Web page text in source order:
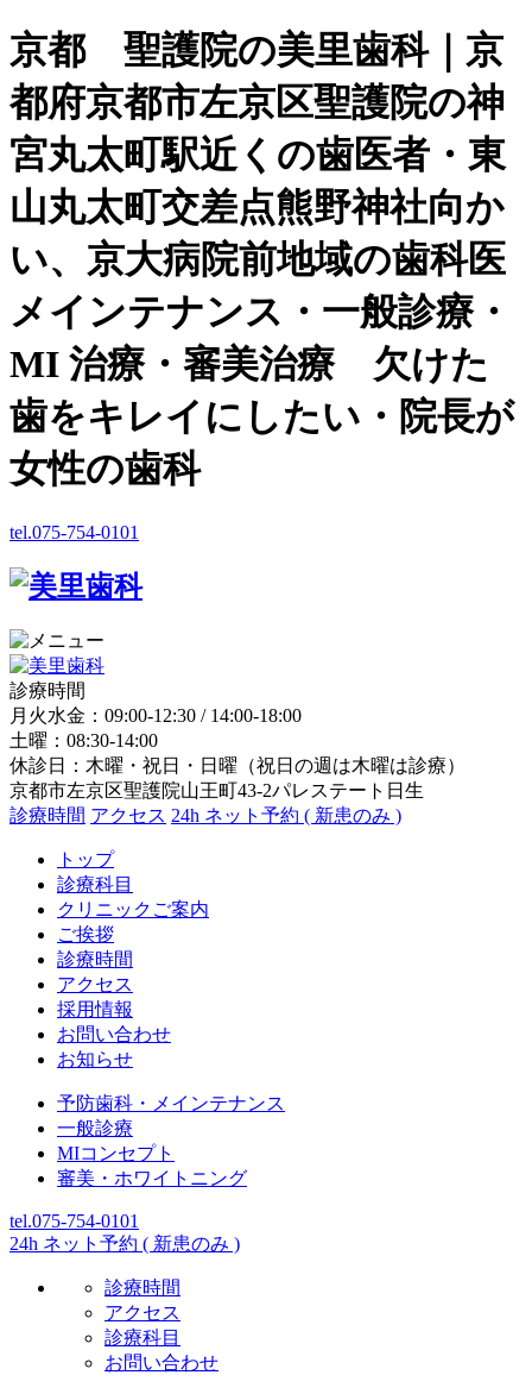
京都 聖護院の美里歯科｜京
都府京都市左京区聖護院の神
宮丸太町駅近くの歯医者・東
山丸太町交差点熊野神社向か
い、京大病院前地域の歯科医
メインテナンス・一般診療・
MI 治療・審美治療 欠けた
歯をキレイにしたい・院長が
女性の歯科
tel.075-754-0101
診療時間
月火水金：09:00-12:30 / 14:00-18:00
土曜：08:30-14:00
休診日：木曜・祝日・日曜（祝日の週は木曜は診療）
京都市左京区聖護院山王町43-2パレステート日生
診療時間 アクセス 24h ネット予約 ( 新患のみ )
トップ
診療科目
クリニックご案内
ご挨拶
診療時間
アクセス
採用情報
お問い合わせ
お知らせ
予防歯科・メインテナンス
一般診療
MIコンセプト
審美・ホワイトニング
tel.075-754-0101
24h ネット予約 ( 新患のみ )
診療時間
アクセス
診療科目
お問い合わせ